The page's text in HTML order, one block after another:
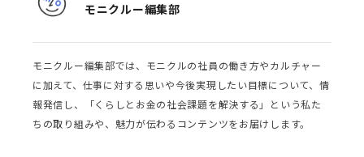
モニクルー編集部
モニクルー編集部では、モニクルの社員の働き方やカルチャー
に加えて、仕事に対する思いや今後実現したい目標について、情
報発信し、「くらしとお金の社会課題を解決する」という私た
ちの取り組みや、魅力が伝わるコンテンツをお届けします。